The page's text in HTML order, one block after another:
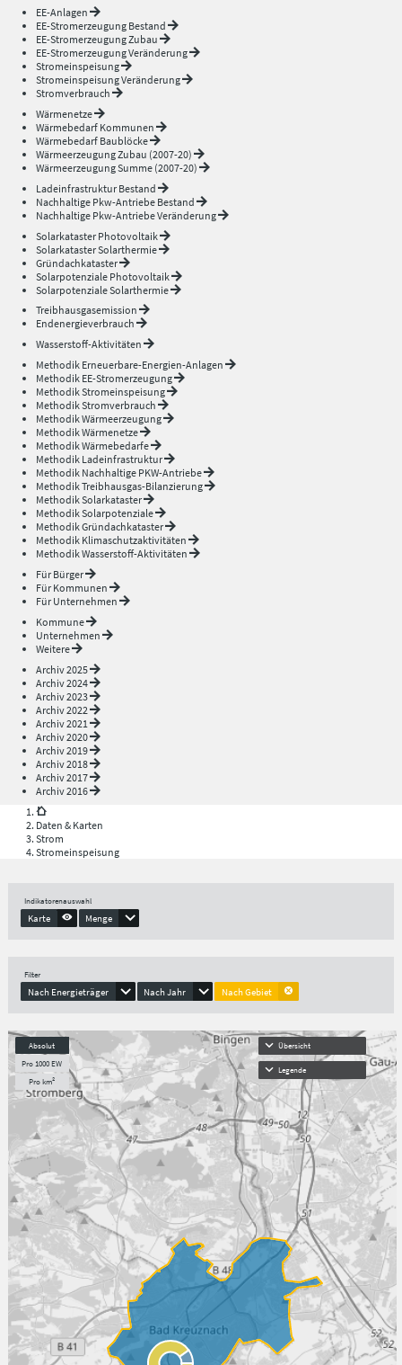
EE-Anlagen
EE-Stromerzeugung Bestand
EE-Stromerzeugung Zubau
EE-Stromerzeugung Veränderung
Stromeinspeisung
Stromeinspeisung Veränderung
Stromverbrauch
Wärmenetze
Wärmebedarf Kommunen
Wärmebedarf Baublöcke
Wärmeerzeugung Zubau (2007-20)
Wärmeerzeugung Summe (2007-20)
Ladeinfrastruktur Bestand
Nachhaltige Pkw-Antriebe Bestand
Nachhaltige Pkw-Antriebe Veränderung
Solarkataster Photovoltaik
Solarkataster Solarthermie
Gründachkataster
Solarpotenziale Photovoltaik
Solarpotenziale Solarthermie
Treibhausgasemission
Endenergieverbrauch
Wasserstoff-Aktivitäten
Methodik Erneuerbare-Energien-Anlagen
Methodik EE-Stromerzeugung
Methodik Stromeinspeisung
Methodik Stromverbrauch
Methodik Wärmeerzeugung
Methodik Wärmenetze
Methodik Wärmebedarfe
Methodik Ladeinfrastruktur
Methodik Nachhaltige PKW-Antriebe
Methodik Treibhausgas-Bilanzierung
Methodik Solarkataster
Methodik Solarpotenziale
Methodik Gründachkataster
Methodik Klimaschutzaktivitäten
Methodik Wasserstoff-Aktivitäten
Für Bürger
Für Kommunen
Für Unternehmen
Kommune
Unternehmen
Weitere
Archiv 2025
Archiv 2024
Archiv 2023
Archiv 2022
Archiv 2021
Archiv 2020
Archiv 2019
Archiv 2018
Archiv 2017
Archiv 2016
Daten & Karten
Strom
Stromeinspeisung
Indikatorenauswahl
Karte Menge
Filter
Nach Energieträger Nach Jahr Nach Gebiet
Absolut
Pro 1000 EW
Pro km²
Übersicht
Legende